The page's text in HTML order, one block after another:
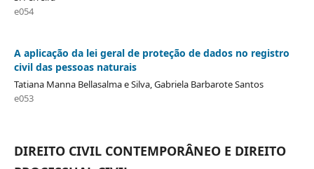
e054
A aplicação da lei geral de proteção de dados no registro
civil das pessoas naturais
Tatiana Manna Bellasalma e Silva, Gabriela Barbarote Santos
e053
DIREITO CIVIL CONTEMPORÂNEO E DIREITO